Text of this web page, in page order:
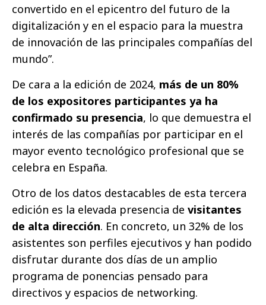
convertido en el epicentro del futuro de la
digitalización y en el espacio para la muestra
de innovación de las principales compañías del
mundo”.
De cara a la edición de 2024, más de un 80%
de los expositores participantes ya ha
confirmado su presencia, lo que demuestra el
interés de las compañías por participar en el
mayor evento tecnológico profesional que se
celebra en España.
Otro de los datos destacables de esta tercera
edición es la elevada presencia de visitantes
de alta dirección. En concreto, un 32% de los
asistentes son perfiles ejecutivos y han podido
disfrutar durante dos días de un amplio
programa de ponencias pensado para
directivos y espacios de networking.